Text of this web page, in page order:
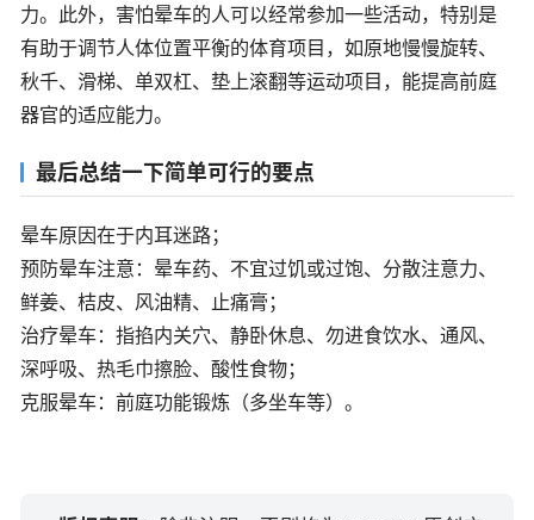
力。此外，害怕晕车的人可以经常参加一些活动，特别是
有助于调节人体位置平衡的体育项目，如原地慢慢旋转、
秋千、滑梯、单双杠、垫上滚翻等运动项目，能提高前庭
器官的适应能力。
最后总结一下简单可行的要点
晕车原因在于内耳迷路；
预防晕车注意：晕车药、不宜过饥或过饱、分散注意力、
鲜姜、桔皮、风油精、止痛膏；
治疗晕车：指掐内关穴、静卧休息、勿进食饮水、通风、
深呼吸、热毛巾擦脸、酸性食物；
克服晕车：前庭功能锻炼（多坐车等）。